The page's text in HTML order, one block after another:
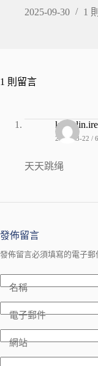
2025-09-30 1
1 則留言
2025-03-22 /
天天跳绳
發佈留言
發佈留言必須填寫的電子郵
名稱
電子郵件
網站